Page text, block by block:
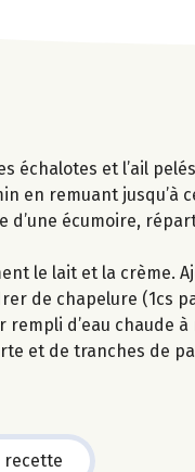
échalotes et l’ail
en remuant
d’une écumoire,
le lait et la
de chapelure (1cs
d’eau chaude
et de tranches de
recette